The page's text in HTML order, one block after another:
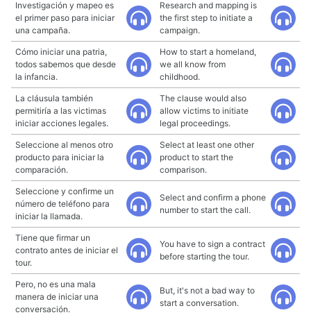
Investigación y mapeo es
el primer paso para iniciar
una campaña.
Research and mapping is
the first step to initiate a
campaign.
Cómo iniciar una patria,
todos sabemos que desde
la infancia.
How to start a homeland,
we all know from
childhood.
La cláusula también
permitiría a las victimas
iniciar acciones legales.
The clause would also
allow victims to initiate
legal proceedings.
Seleccione al menos otro
producto para iniciar la
comparación.
Select at least one other
product to start the
comparison.
Seleccione y confirme un
número de teléfono para
iniciar la llamada.
Select and confirm a phone
number to start the call.
Tiene que firmar un
contrato antes de iniciar el
tour.
You have to sign a contract
before starting the tour.
Pero, no es una mala
manera de iniciar una
conversación.
But, it's not a bad way to
start a conversation.